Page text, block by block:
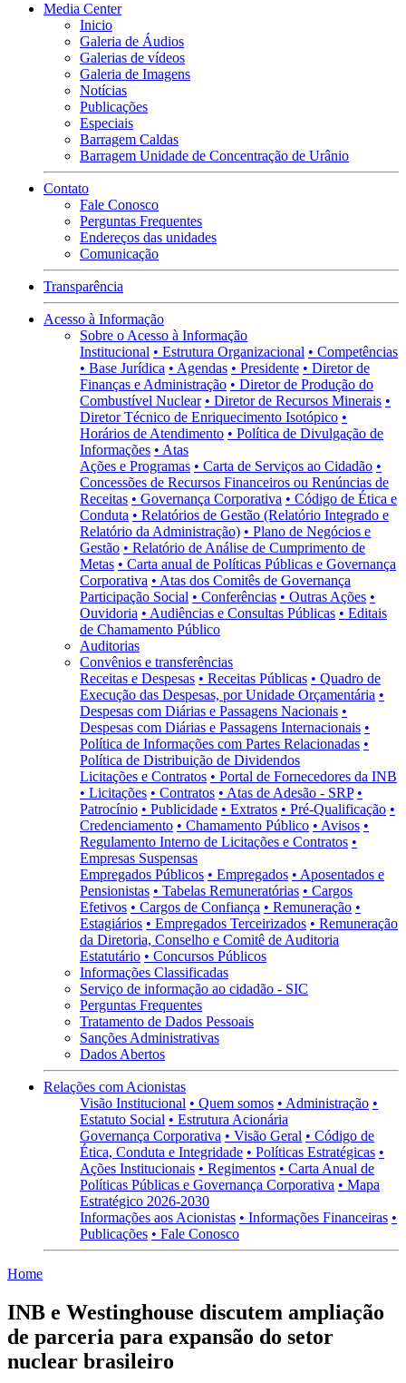
Media Center
Inicio
Galeria de Áudios
Galerias de vídeos
Galeria de Imagens
Notícias
Publicações
Especiais
Barragem Caldas
Barragem Unidade de Concentração de Urânio
Contato
Fale Conosco
Perguntas Frequentes
Endereços das unidades
Comunicação
Transparência
Acesso à Informação
Sobre o Acesso à Informação
Institucional • Estrutura Organizacional • Competências
• Base Jurídica • Agendas • Presidente • Diretor de
Finanças e Administração • Diretor de Produção do
Combustível Nuclear • Diretor de Recursos Minerais •
Diretor Técnico de Enriquecimento Isotópico •
Horários de Atendimento • Política de Divulgação de
Informações • Atas
Ações e Programas • Carta de Serviços ao Cidadão •
Concessões de Recursos Financeiros ou Renúncias de
Receitas • Governança Corporativa • Código de Ética e
Conduta • Relatórios de Gestão (Relatório Integrado e
Relatório da Administração) • Plano de Negócios e
Gestão • Relatório de Análise de Cumprimento de
Metas • Carta anual de Políticas Públicas e Governança
Corporativa • Atas dos Comitês de Governança
Participação Social • Conferências • Outras Ações •
Ouvidoria • Audiências e Consultas Públicas • Editais
de Chamamento Público
Auditorias
Convênios e transferências
Receitas e Despesas • Receitas Públicas • Quadro de
Execução das Despesas, por Unidade Orçamentária •
Despesas com Diárias e Passagens Nacionais •
Despesas com Diárias e Passagens Internacionais •
Política de Informações com Partes Relacionadas •
Política de Distribuição de Dividendos
Licitações e Contratos • Portal de Fornecedores da INB
• Licitações • Contratos • Atas de Adesão - SRP •
Patrocínio • Publicidade • Extratos • Pré-Qualificação •
Credenciamento • Chamamento Público • Avisos •
Regulamento Interno de Licitações e Contratos •
Empresas Suspensas
Empregados Públicos • Empregados • Aposentados e
Pensionistas • Tabelas Remuneratórias • Cargos
Efetivos • Cargos de Confiança • Remuneração •
Estagiários • Empregados Terceirizados • Remuneração
da Diretoria, Conselho e Comitê de Auditoria
Estatutário • Concursos Públicos
Informações Classificadas
Serviço de informação ao cidadão - SIC
Perguntas Frequentes
Tratamento de Dados Pessoais
Sanções Administrativas
Dados Abertos
Relações com Acionistas
Visão Institucional • Quem somos • Administração •
Estatuto Social • Estrutura Acionária
Governança Corporativa • Visão Geral • Código de
Ética, Conduta e Integridade • Políticas Estratégicas •
Ações Institucionais • Regimentos • Carta Anual de
Políticas Públicas e Governança Corporativa • Mapa
Estratégico 2026-2030
Informações aos Acionistas • Informações Financeiras •
Publicações • Fale Conosco
Home
INB e Westinghouse discutem ampliação
de parceria para expansão do setor
nuclear brasileiro